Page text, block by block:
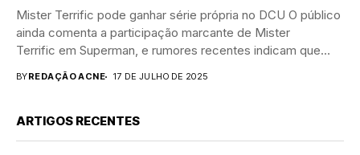
Mister Terrific pode ganhar série própria no DCU O público
ainda comenta a participação marcante de Mister
Terrific em Superman, e rumores recentes indicam que
BYREDAÇÃO ACNE 17 DE JULHO DE 2025
ARTIGOS RECENTES